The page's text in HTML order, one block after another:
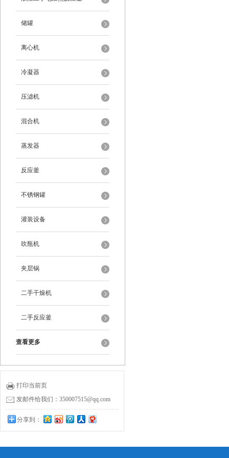
储罐
离心机
冷凝器
压滤机
混合机
蒸发器
反应釜
不锈钢罐
灌装设备
吹瓶机
夹层锅
二手干燥机
二手反应釜
查看更多
打印当前页
发邮件给我们：350007515@qq.com
分享到：